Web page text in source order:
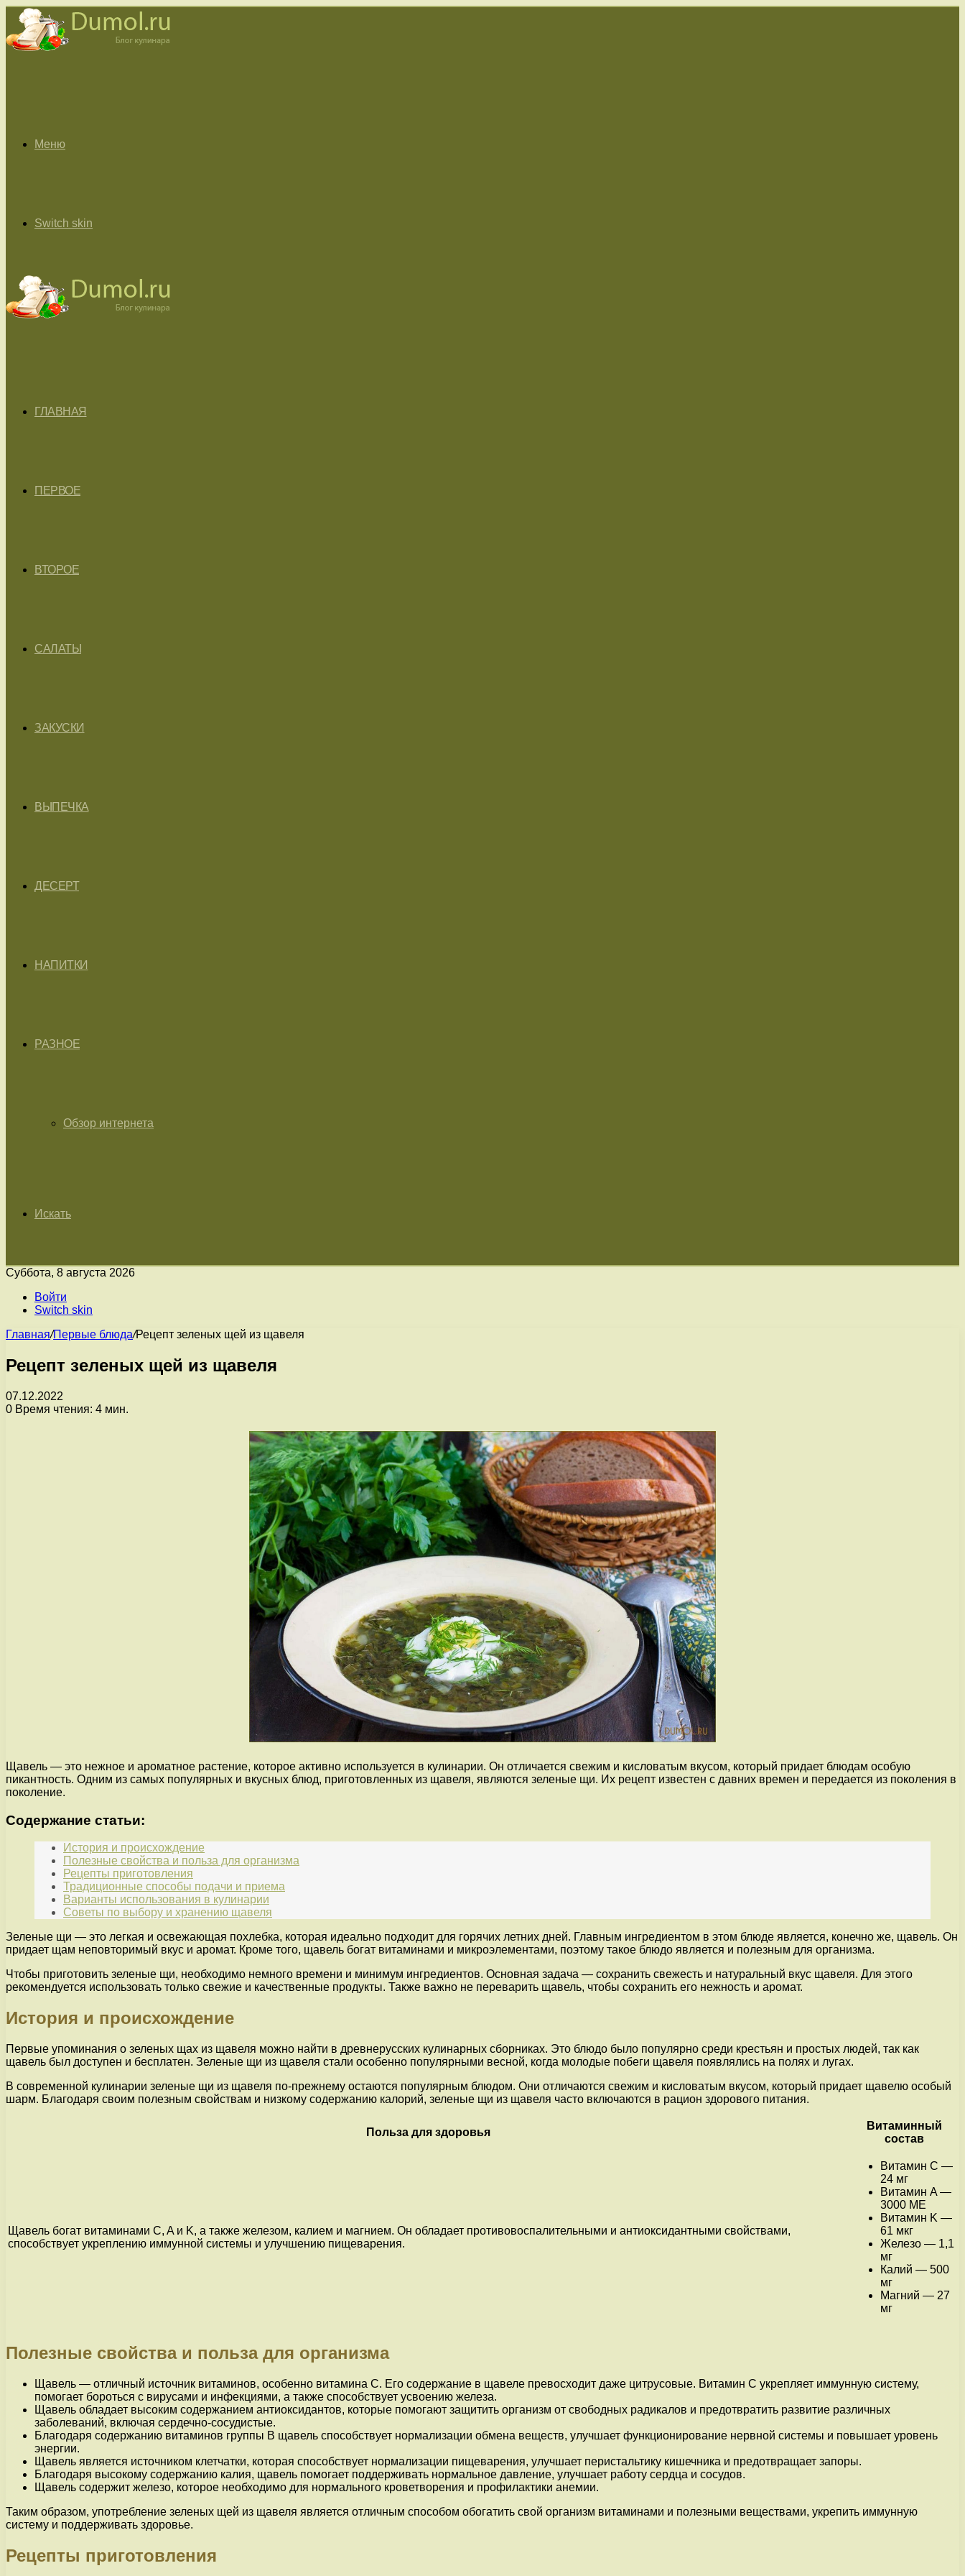
Меню
Switch skin
ГЛАВНАЯ
ПЕРВОЕ
ВТОРОЕ
САЛАТЫ
ЗАКУСКИ
ВЫПЕЧКА
ДЕСЕРТ
НАПИТКИ
РАЗНОЕ
Обзор интернета
Искать
Суббота, 8 августа 2026
Войти
Switch skin
Главная/Первые блюда/Рецепт зеленых щей из щавеля
Рецепт зеленых щей из щавеля
07.12.2022
0 Время чтения: 4 мин.
Щавель — это нежное и ароматное растение, которое активно используется в кулинарии. Он отличается свежим и кисловатым вкусом, который придает блюдам особую
пикантность. Одним из самых популярных и вкусных блюд, приготовленных из щавеля, являются зеленые щи. Их рецепт известен с давних времен и передается из поколения в
поколение.
Содержание статьи:
История и происхождение
Полезные свойства и польза для организма
Рецепты приготовления
Традиционные способы подачи и приема
Варианты использования в кулинарии
Советы по выбору и хранению щавеля
Зеленые щи — это легкая и освежающая похлебка, которая идеально подходит для горячих летних дней. Главным ингредиентом в этом блюде является, конечно же, щавель. Он
придает щам неповторимый вкус и аромат. Кроме того, щавель богат витаминами и микроэлементами, поэтому такое блюдо является и полезным для организма.
Чтобы приготовить зеленые щи, необходимо немного времени и минимум ингредиентов. Основная задача — сохранить свежесть и натуральный вкус щавеля. Для этого
рекомендуется использовать только свежие и качественные продукты. Также важно не переварить щавель, чтобы сохранить его нежность и аромат.
История и происхождение
Первые упоминания о зеленых щах из щавеля можно найти в древнерусских кулинарных сборниках. Это блюдо было популярно среди крестьян и простых людей, так как
щавель был доступен и бесплатен. Зеленые щи из щавеля стали особенно популярными весной, когда молодые побеги щавеля появлялись на полях и лугах.
В современной кулинарии зеленые щи из щавеля по-прежнему остаются популярным блюдом. Они отличаются свежим и кисловатым вкусом, который придает щавелю особый
шарм. Благодаря своим полезным свойствам и низкому содержанию калорий, зеленые щи из щавеля часто включаются в рацион здорового питания.
Польза для здоровья
Витаминный
состав
Щавель богат витаминами C, A и K, а также железом, калием и магнием. Он обладает противовоспалительными и антиоксидантными свойствами,
способствует укреплению иммунной системы и улучшению пищеварения.
Витамин C —
24 мг
Витамин A —
3000 МЕ
Витамин K —
61 мкг
Железо — 1,1
мг
Калий — 500
мг
Магний — 27
мг
Полезные свойства и польза для организма
Щавель — отличный источник витаминов, особенно витамина С. Его содержание в щавеле превосходит даже цитрусовые. Витамин С укрепляет иммунную систему,
помогает бороться с вирусами и инфекциями, а также способствует усвоению железа.
Щавель обладает высоким содержанием антиоксидантов, которые помогают защитить организм от свободных радикалов и предотвратить развитие различных
заболеваний, включая сердечно-сосудистые.
Благодаря содержанию витаминов группы В щавель способствует нормализации обмена веществ, улучшает функционирование нервной системы и повышает уровень
энергии.
Щавель является источником клетчатки, которая способствует нормализации пищеварения, улучшает перистальтику кишечника и предотвращает запоры.
Благодаря высокому содержанию калия, щавель помогает поддерживать нормальное давление, улучшает работу сердца и сосудов.
Щавель содержит железо, которое необходимо для нормального кроветворения и профилактики анемии.
Таким образом, употребление зеленых щей из щавеля является отличным способом обогатить свой организм витаминами и полезными веществами, укрепить иммунную
систему и поддерживать здоровье.
Рецепты приготовления